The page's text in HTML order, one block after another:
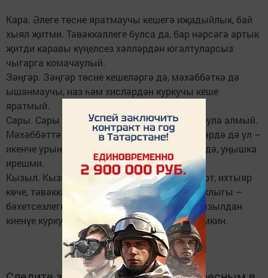
Кара. Әлеге төсне яратмаучы кешегә иҗадыйлык, бай
хыял җитми. Тәвәккәллеге булса да, бар нәрсәгә артык
җитди каравы күңелсез хәлләрдән югалтуларсыз
чыгарга комачаулый.
Зәңгәр. Зәңгәр төсне кешеләргә дә, мәхәббәткә дә
ышанмаучы, наз һәм хисләрдән куркучы кеше
яратмый.
Сары. Сары төсне өнәмәүче кеше җитәкче була алмый.
Мәхәббәттә дә, кешеләр белән мөнәсәбәтләрдә дә ул –
икенче урында. Кайвакыт баш күтәргәләсә дә, уңышка
ирешми.
Кызыл. Кызыл төсне яратмаучы кешегә дәрт, ихтыяр
көче, тәвәккәллек җитеп бетми. Аның куркаклыгы –
бәхетсезлегенең башы. Мондый кешенең кызылдан
киенүе курку хисен җиңәргә булышырга мөмкин.